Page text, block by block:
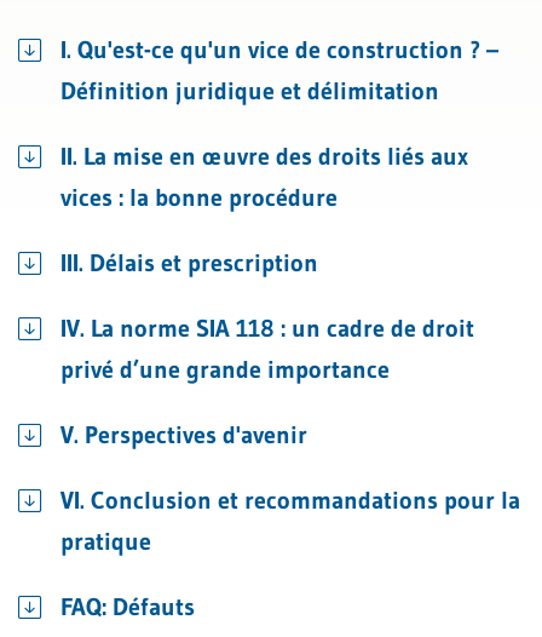
I. Qu'est-ce qu'un vice de construction ? –
Définition juridique et délimitation
II. La mise en œuvre des droits liés aux
vices : la bonne procédure
III. Délais et prescription
IV. La norme SIA 118 : un cadre de droit
privé d’une grande importance
V. Perspectives d'avenir
VI. Conclusion et recommandations pour la
pratique
FAQ: Défauts